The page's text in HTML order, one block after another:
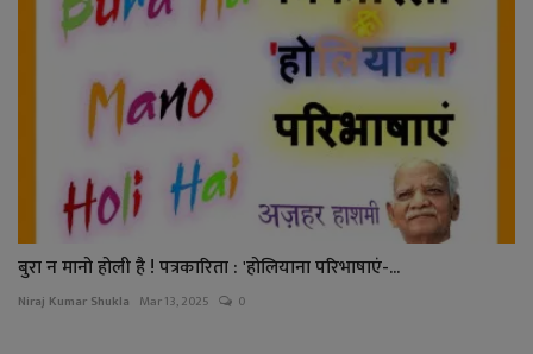
बुरा न मानो होली है ! पत्रकारिता : 'होलियाना परिभाषाएं-...
Niraj Kumar Shukla Mar 13, 2025 0